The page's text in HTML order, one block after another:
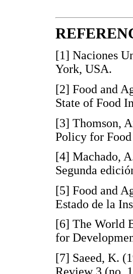
[1] Naciones
York,
[2] Food and
State of
[3] Thomson,
Policy for
[4] Machado,
Segunda
[5] Food and
Estado de la
[6] The World
for
[7] Saeed, K.